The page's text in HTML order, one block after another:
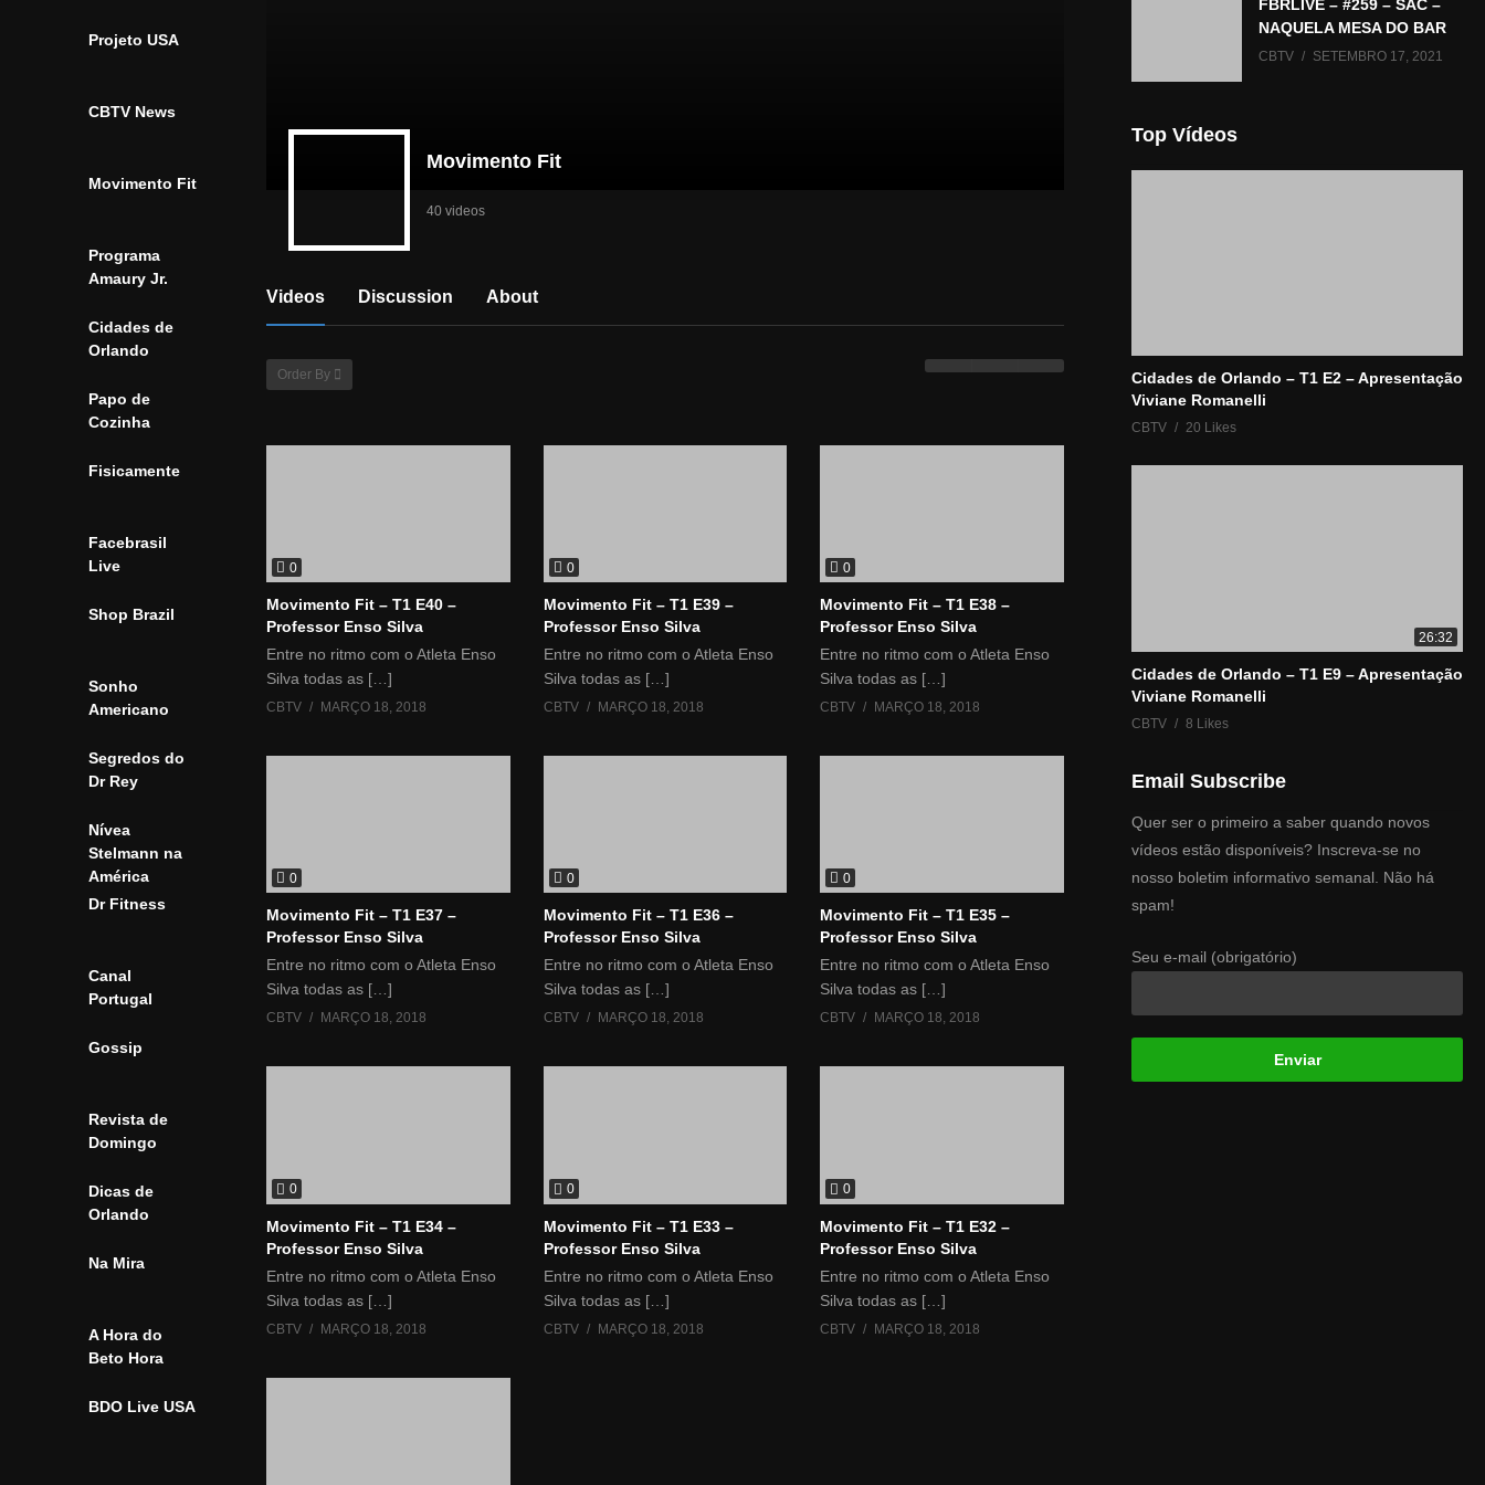
Projeto USA
CBTV News
Movimento Fit
Programa
Amaury Jr.
Cidades de
Orlando
Papo de
Cozinha
Fisicamente
Facebrasil
Live
Shop Brazil
Sonho
Americano
Segredos do
Dr Rey
Nívea
Stelmann na
América
Dr Fitness
Canal
Portugal
Gossip
Revista de
Domingo
Dicas de
Orlando
Na Mira
A Hora do
Beto Hora
BDO Live USA
Movimento Fit
40 videos
Videos Discussion About
Order By
0
Movimento Fit – T1 E40 –
Professor Enso Silva
Entre no ritmo com o Atleta Enso
Silva todas as […]
CBTV MARÇO 18, 2018
0
Movimento Fit – T1 E39 –
Professor Enso Silva
Entre no ritmo com o Atleta Enso
Silva todas as […]
CBTV MARÇO 18, 2018
0
Movimento Fit – T1 E38 –
Professor Enso Silva
Entre no ritmo com o Atleta Enso
Silva todas as […]
CBTV MARÇO 18, 2018
0
Movimento Fit – T1 E37 –
Professor Enso Silva
Entre no ritmo com o Atleta Enso
Silva todas as […]
CBTV MARÇO 18, 2018
0
Movimento Fit – T1 E36 –
Professor Enso Silva
Entre no ritmo com o Atleta Enso
Silva todas as […]
CBTV MARÇO 18, 2018
0
Movimento Fit – T1 E35 –
Professor Enso Silva
Entre no ritmo com o Atleta Enso
Silva todas as […]
CBTV MARÇO 18, 2018
0
Movimento Fit – T1 E34 –
Professor Enso Silva
Entre no ritmo com o Atleta Enso
Silva todas as […]
CBTV MARÇO 18, 2018
0
Movimento Fit – T1 E33 –
Professor Enso Silva
Entre no ritmo com o Atleta Enso
Silva todas as […]
CBTV MARÇO 18, 2018
0
Movimento Fit – T1 E32 –
Professor Enso Silva
Entre no ritmo com o Atleta Enso
Silva todas as […]
CBTV MARÇO 18, 2018
FBRLIVE – #259 – SAC –
NAQUELA MESA DO BAR
CBTV SETEMBRO 17, 2021
Top Vídeos
Cidades de Orlando – T1 E2 – Apresentação
Viviane Romanelli
CBTV 20 Likes
26:32
Cidades de Orlando – T1 E9 – Apresentação
Viviane Romanelli
CBTV 8 Likes
Email Subscribe
Quer ser o primeiro a saber quando novos
vídeos estão disponíveis? Inscreva-se no
nosso boletim informativo semanal. Não há
spam!
Seu e-mail (obrigatório)